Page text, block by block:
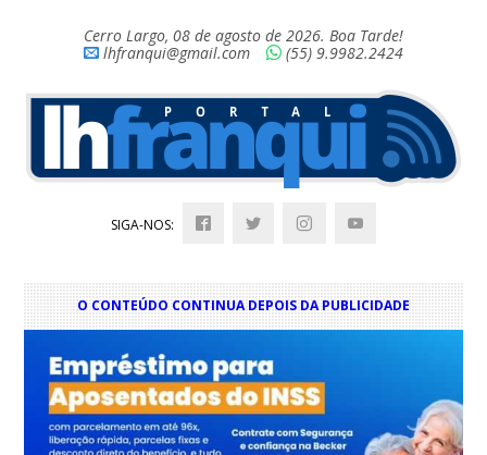
Cerro Largo, 08 de agosto de 2026. Boa Tarde!
lhfranqui@gmail.com
(55) 9.9982.2424
SIGA-NOS:
O CONTEÚDO CONTINUA DEPOIS DA PUBLICIDADE